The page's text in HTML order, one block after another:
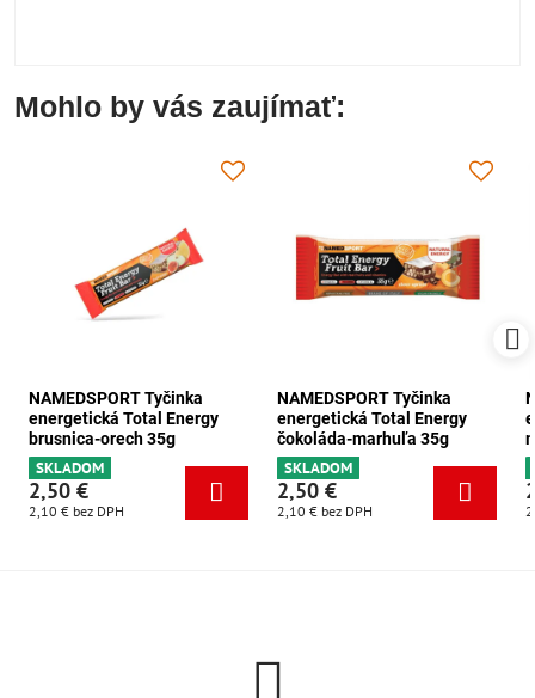
Mohlo by vás zaujímať:
NAMEDSPORT Tyčinka
energetická Total Energy
brusnica-orech 35g
SKLADOM
2,50 €
2,10 € bez DPH
NAMEDSPORT Tyčinka
energetická Total Energy
čokoláda-marhuľa 35g
SKLADOM
2,50 €
2,10 € bez DPH